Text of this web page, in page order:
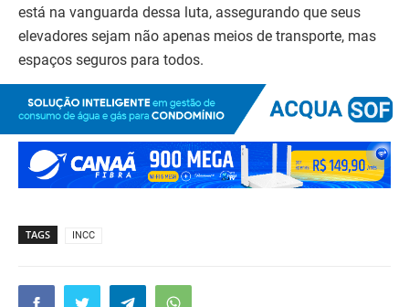
está na vanguarda dessa luta, assegurando que seus
elevadores sejam não apenas meios de transporte, mas
espaços seguros para todos.
TAGS INCC